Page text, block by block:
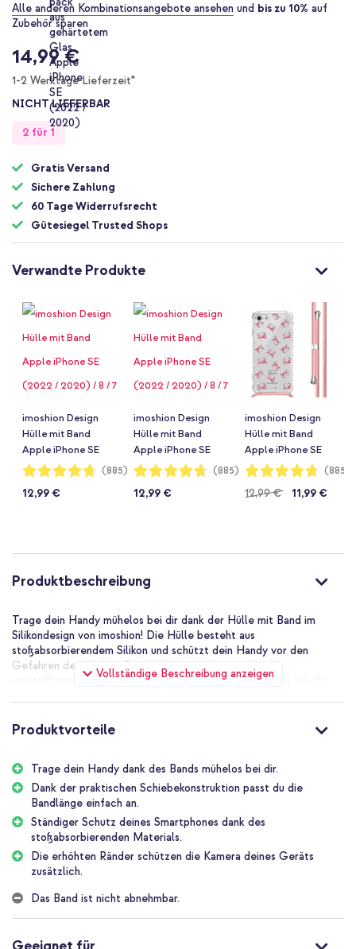
Alle anderen Kombinationsangebote ansehen und bis zu 10% auf
Zubehör sparen
14,99 €
1-2 Werktage Lieferzeit*
NICHT LIEFERBAR
2 für 1
Gratis Versand
Sichere Zahlung
60 Tage Widerrufsrecht
Gütesiegel Trusted Shops
Verwandte Produkte
imoshion Design
Hülle mit Band
Apple iPhone SE
(2022 / 2020) / 8 / 7
Flowers Connect
Bewertung:
94%
(885)
12,99 €
imoshion Design
Hülle mit Band
Apple iPhone SE
(2022 / 2020) / 8 / 7
Watercolor
Bewertung:
94%
(885)
12,99 €
imoshion Design
Hülle mit Band
Apple iPhone SE
(2022 / 2020) / 8 / 7
Bewertung:
94%
(885)
12,99 € 11,99 €
Produktbeschreibung
Vollständige Beschreibung anzeigen
Trage dein Handy mühelos bei dir dank der Hülle mit Band im
Silikondesign von imoshion! Die Hülle besteht aus
stoßabsorbierendem Silikon und schützt dein Handy vor den
Gefahren des Alltags. Die Hülle hat zudem ein festes
verstellbares Band. Damit trägst du dein Handy mühelos bei dir
besteht aus weichem festem Material. Damit trägst du dein Handy
komfortabel, ohne dass es dir weh tut. Mit der praktischen
Schiebekonstruktion passt du die Bandlänge einfach an. Mach das
Band lang, wenn du es quer über der Brust tragen willst, oder kurz,
wenn du es lieber ums Handgelenk trägst.
Stilvolles Design
Wenn du auf einem Festival tanzt, einen Tag am Strand genießt
oder die Hülle trägst, während du zu Hause beschäftigt bist:
Trage dein Smartphone als Accessoire, das sich sehen lassen kann.
Die Hülle mit Band im Silikondesign ist stilvoll bedruckt: Du wählst
das Design aus, das zu dir passt, und rundest dein Outfit damit ab.
Produktvorteile
Trage dein Handy dank des Bands mühelos bei dir.
Dank der praktischen Schiebekonstruktion passt du die
Bandlänge einfach an.
Ständiger Schutz deines Smartphones dank des
stoßabsorbierenden Materials.
Die erhöhten Ränder schützen die Kamera deines Geräts
zusätzlich.
Das Band ist nicht abnehmbar.